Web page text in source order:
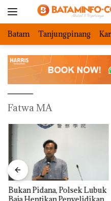
Batam Tanjungpinang
Fatwa MA
Bukan Pidana, Polsek Lubuk
Baja Hentikan Penyelidikan